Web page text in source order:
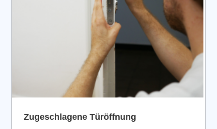
Zugeschlagene Türöffnung